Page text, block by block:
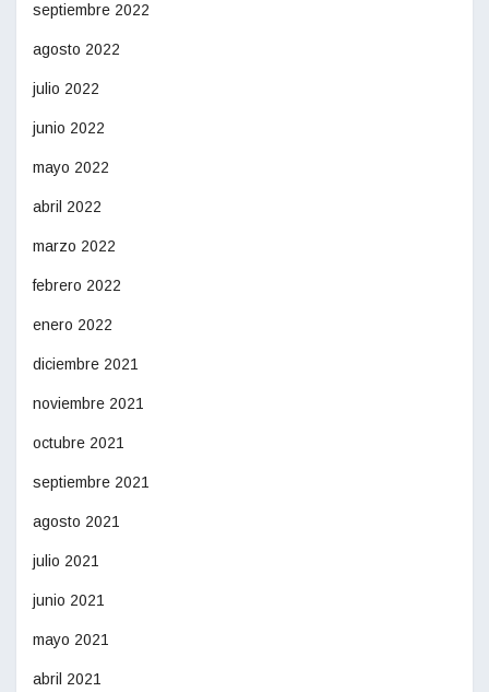
septiembre 2022
agosto 2022
julio 2022
junio 2022
mayo 2022
abril 2022
marzo 2022
febrero 2022
enero 2022
diciembre 2021
noviembre 2021
octubre 2021
septiembre 2021
agosto 2021
julio 2021
junio 2021
mayo 2021
abril 2021